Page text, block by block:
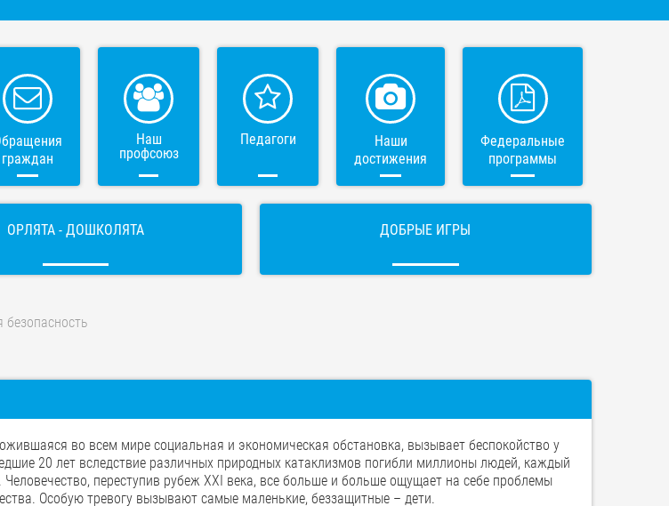
граждан
Наш
профсоюз
Педагоги
Наши
достижения
Федеральные
программы
ОРЛЯТА - ДОШКОЛЯТА ДОБРЫЕ ИГРЫ
безопасность
во всем мире социальная и экономическая обстановка, вызывает беспокойство у
20 лет вследствие различных природных катаклизмов погибли миллионы людей, каждый
Человечество, переступив рубеж XXI века, все больше и больше ощущает на себе проблемы
Особую тревогу вызывают самые маленькие, беззащитные – дети.